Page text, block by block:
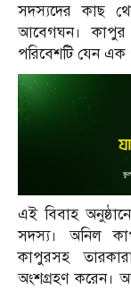
সদস্যদের কাছ
আবেগঘন। কাপুর
পরিবেশটি যেন এক
এই বিবাহ
সদস্য। অনিল
কাপুরসহ
অংশগ্রহণ করেন।